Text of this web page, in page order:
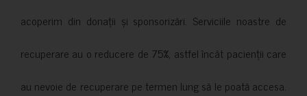
acoperim din donații și sponsorizări. Serviciile noastre de
recuperare au o reducere de 75%, astfel încât pacienții care
au nevoie de recuperare pe termen lung să le poată accesa.